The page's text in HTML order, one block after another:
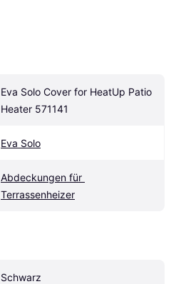
Eva Solo Cover for HeatUp Patio
Heater 571141
Eva Solo
Abdeckungen für
Terrassenheizer
Schwarz